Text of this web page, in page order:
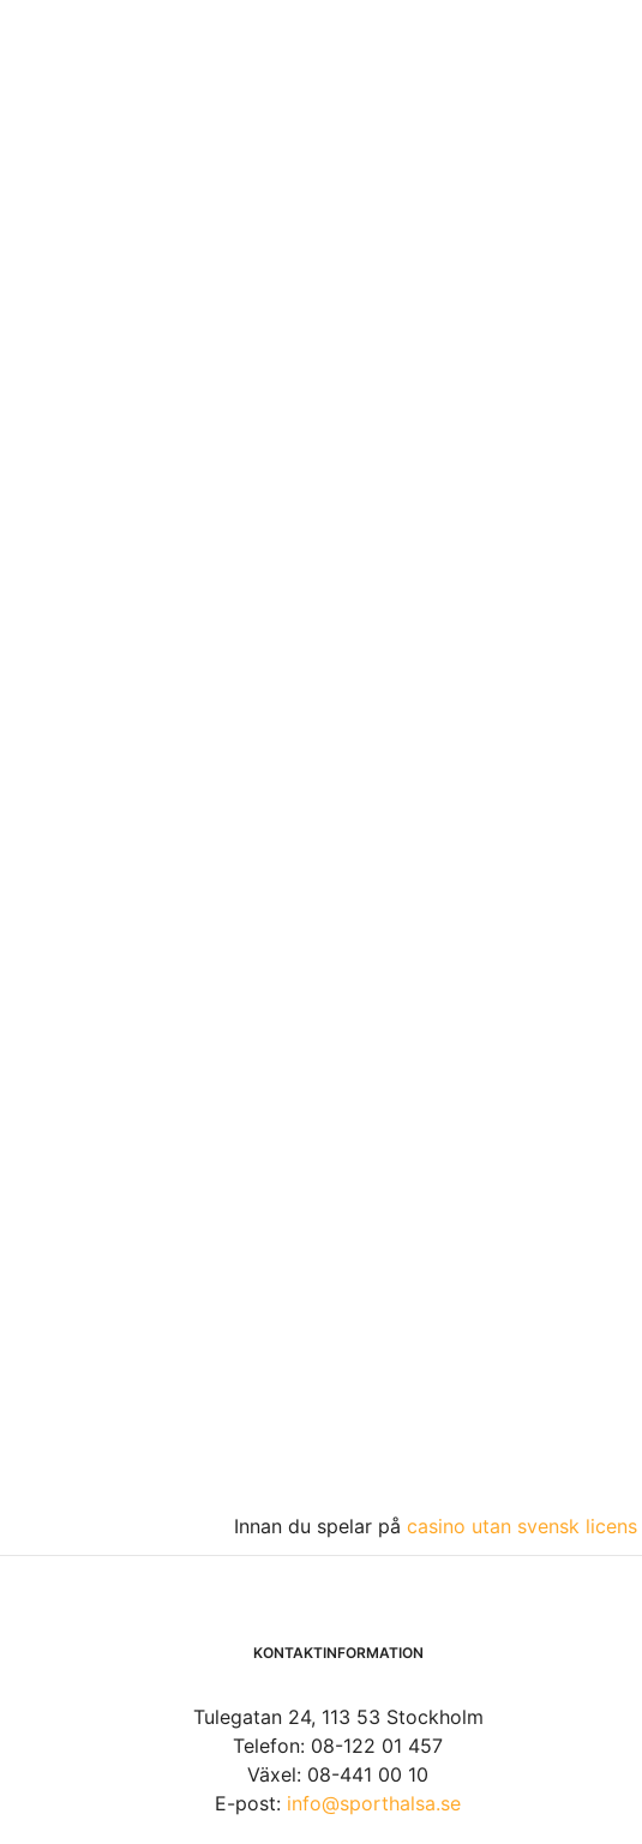
Innan du spelar på casino utan svensk licens
KONTAKTINFORMATION
Tulegatan 24, 113 53 Stockholm
Telefon: 08-122 01 457
Växel: 08-441 00 10
E-post: info@sporthalsa.se